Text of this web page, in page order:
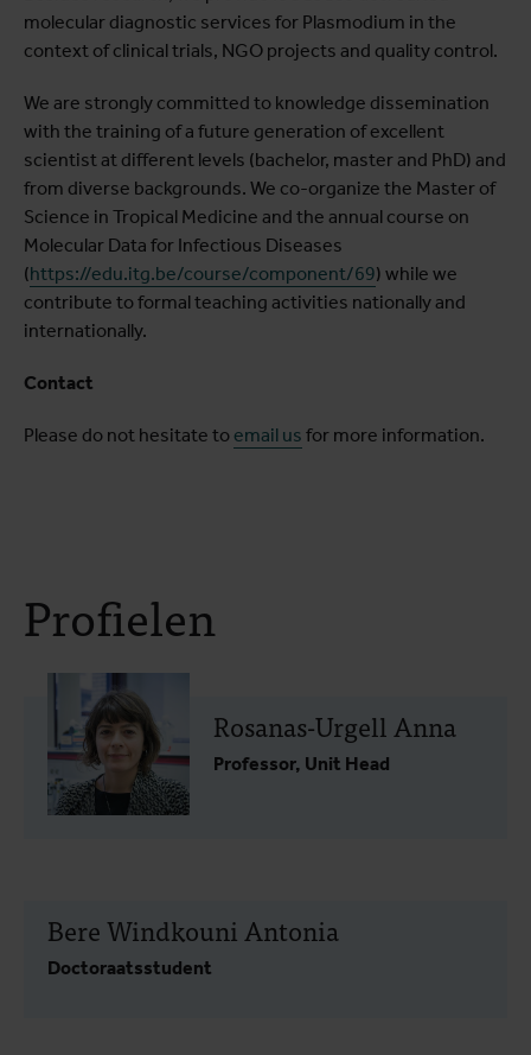
molecular diagnostic services for Plasmodium in the
context of clinical trials, NGO projects and quality control.
We are strongly committed to knowledge dissemination
with the training of a future generation of excellent
scientist at different levels (bachelor, master and PhD) and
from diverse backgrounds. We co-organize the Master of
Science in Tropical Medicine and the annual course on
Molecular Data for Infectious Diseases
(https://edu.itg.be/course/component/69) while we
contribute to formal teaching activities nationally and
internationally.
Contact
Please do not hesitate to email us for more information.
Profielen
Rosanas-Urgell Anna
Professor, Unit Head
Bere Windkouni Antonia
Doctoraatsstudent